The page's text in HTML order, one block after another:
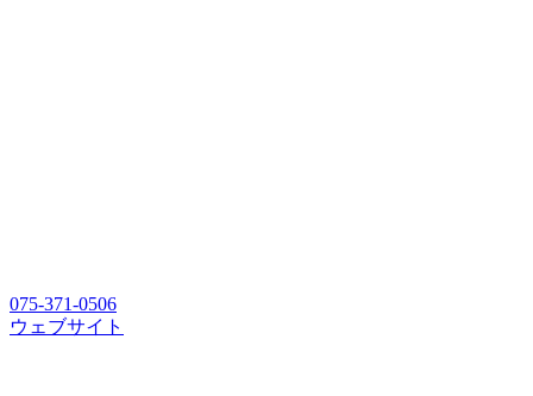
075-371-0506
ウェブサイト